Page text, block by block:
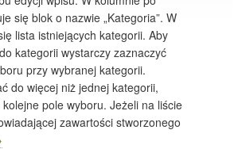
się blok o nazwie „Kategoria”. W
lista istniejących kategorii. Aby
kategorii wystarczy zaznaczyć
przy wybranej kategorii.
do więcej niż jednej kategorii,
pole wyboru. Jeżeli na liście
zawartości stworzonego